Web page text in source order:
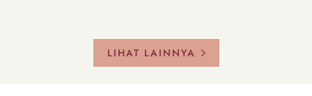
LIHAT LAINNYA